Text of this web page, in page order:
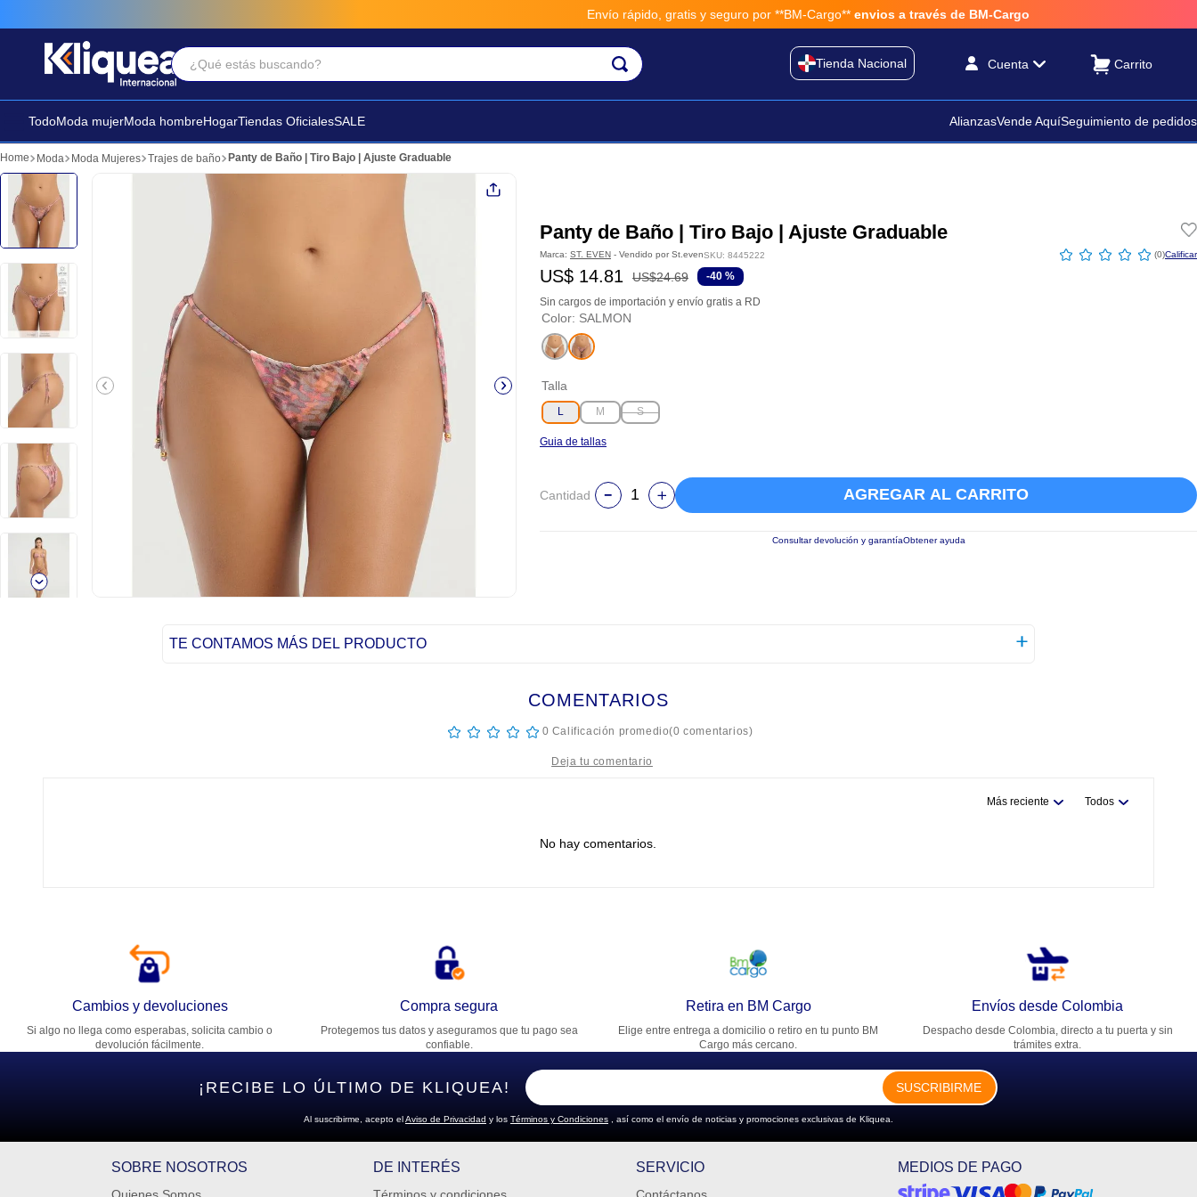
Envío rápido, gratis y seguro por **BM-Cargo** envios a través de BM-Cargo
¿Qué estás buscando?
Tienda Nacional Cuenta
TodoModa mujerModa hombreHogarTiendas OficialesSALE AlianzasVende AquíSeguimiento de pedidos
Moda Moda Mujeres Trajes de baño Panty de Baño | Tiro Bajo | Ajuste Graduable
Panty de Baño | Tiro Bajo | Ajuste Graduable
Marca: ST. EVEN - Vendido por St.evenSKU: 8445222 ☆ ☆ ☆ ☆ ☆ (0)
US$ 14.81 US$24.69 -40 %
Sin cargos de importación y envío gratis a RD
Color: SALMON
Talla
L M S
Guia de tallas
Cantidad AGREGAR AL CARRITO
Consultar devolución y garantíaObtener ayuda
TE CONTAMOS MÁS DEL PRODUCTO
COMENTARIOS
☆ ☆ ☆ ☆ ☆ 0 Calificación promedio(0 comentarios)
Dirección de email
Escribe un comentario
ENVIAR COMENTARIO
Más reciente Todos
No hay comentarios.
Cambios y devoluciones
Si algo no llega como esperabas, solicita cambio o
devolución fácilmente.
Compra segura
Protegemos tus datos y aseguramos que tu pago sea
confiable.
Retira en BM Cargo
Elige entre entrega a domicilio o retiro en tu punto BM
Cargo más cercano.
Envíos desde Colombia
Despacho desde Colombia, directo a tu puerta y sin
trámites extra.
¡RECIBE LO ÚLTIMO DE KLIQUEA! SUSCRIBIRME
Al suscribirme, acepto elAviso de Privacidad y los Términos y Condiciones , así como el envío de noticias y promociones exclusivas de Kliquea.
SOBRE NOSOTROS DE INTERÉS SERVICIO MEDIOS DE PAGO
Términos Más Buscados
2. sandalia
3. futbol